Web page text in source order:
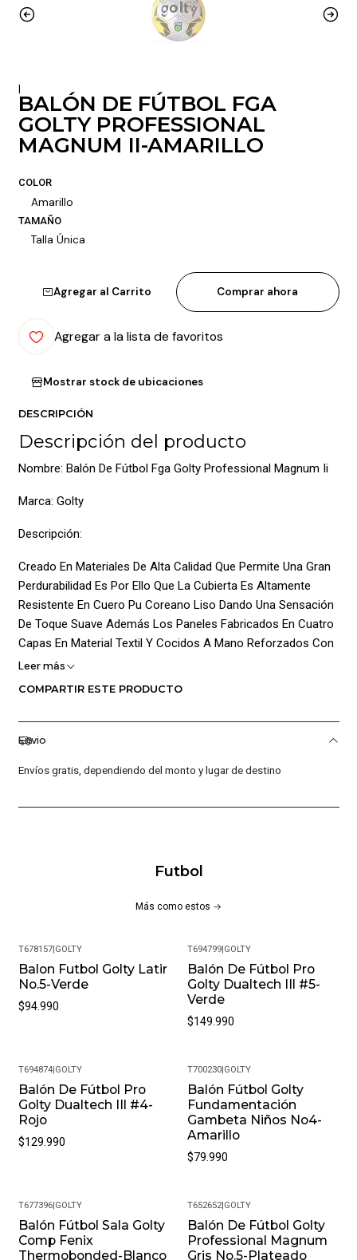
|
BALÓN DE FÚTBOL FGA
GOLTY PROFESSIONAL
MAGNUM II-AMARILLO
COLOR
Amarillo
TAMAÑO
Talla Única
Agregar al Carrito Comprar ahora
Agregar a la lista de favoritos
Mostrar stock de ubicaciones
DESCRIPCIÓN
Descripción del producto
Nombre: Balón De Fútbol Fga Golty Professional Magnum Ii
Marca: Golty
Descripción:
Creado En Materiales De Alta Calidad Que Permite Una Gran
Perdurabilidad Es Por Ello Que La Cubierta Es Altamente
Resistente En Cuero Pu Coreano Liso Dando Una Sensación
De Toque Suave Además Los Paneles Fabricados En Cuatro
Capas En Material Textil Y Cocidos A Mano Reforzados Con
Hilo De Alta Tenacidad Permitiendo Una Esfericidad Optima,
Mismo Su Diseño Deportivo Posee Colores Llamativos
Haciéndolo Visible En La Cancha De Juego Agregando
Canchas Artificiales
Características Principales:
Paneles Cocidos En Hilos De Alta Tenacidad
Cámara De Butilo En Dos Capas
Más Detalles:
Peso Del Paquete: 1 Kg
Garantía: Por Defectos De Fábrica
Condición: Nuevo
Color: Amarillo
Género: Unisex
Peso 400 A 440 G
Leer más
COMPARTIR ESTE PRODUCTO
Envio
Envíos gratis, dependiendo del monto y lugar de destino
Futbol
Más como estos
T678157|GOLTY
Balon Futbol Golty Latir
No.5-Verde
$94.990
T694799|GOLTY
Balón De Fútbol Pro
Golty Dualtech IIl #5-
Verde
$149.990
T694874|GOLTY
Balón De Fútbol Pro
Golty Dualtech IIl #4-
Rojo
$129.990
T700230|GOLTY
Balón Fútbol Golty
Fundamentación
Gambeta Niños No4-
Amarillo
$79.990
T677396|GOLTY
Balón Fútbol Sala Golty
Comp Fenix
Thermobonded-Blanco
T652652|GOLTY
Balón De Fútbol Golty
Professional Magnum
Gris No.5-Plateado